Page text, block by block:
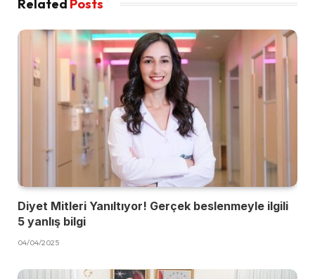
Related Posts
Diyet Mitleri Yanıltıyor! Gerçek beslenmeyle ilgili
5 yanlış bilgi
04/04/2025